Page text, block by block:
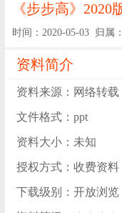
《步步高》
时间：2020-05-03 归属：
资料简介
资料来源：网络转载
文件格式：ppt
资料大小：未知
授权方式：收费资料
下载级别：开放浏览